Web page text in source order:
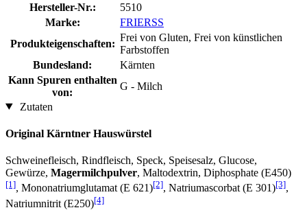
Hersteller-Nr.:
5510
Marke:
FRIERSS
Produkteigenschaften:
Frei von Gluten, Frei von künstlichen
Farbstoffen
Bundesland:
Kärnten
Kann Spuren enthalten
von:
G - Milch
Zutaten
Original Kärntner Hauswürstel
Schweinefleisch, Rindfleisch, Speck, Speisesalz, Glucose,
Gewürze, Magermilchpulver, Maltodextrin, Diphosphate (E450)
[1], Mononatriumglutamat (E 621)[2], Natriumascorbat (E 301)[3],
Natriumnitrit (E250)[4]